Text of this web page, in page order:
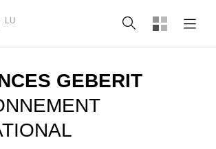
LU Recherche
GEBERIT